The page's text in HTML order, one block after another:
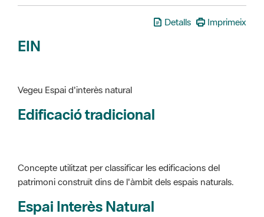
Detalls Imprimeix
EIN
Vegeu Espai d'interès natural
Edificació tradicional
Concepte utilitzat per classificar les edificacions del
patrimoni construït dins de l'àmbit dels espais naturals.
Espai Interès Natural